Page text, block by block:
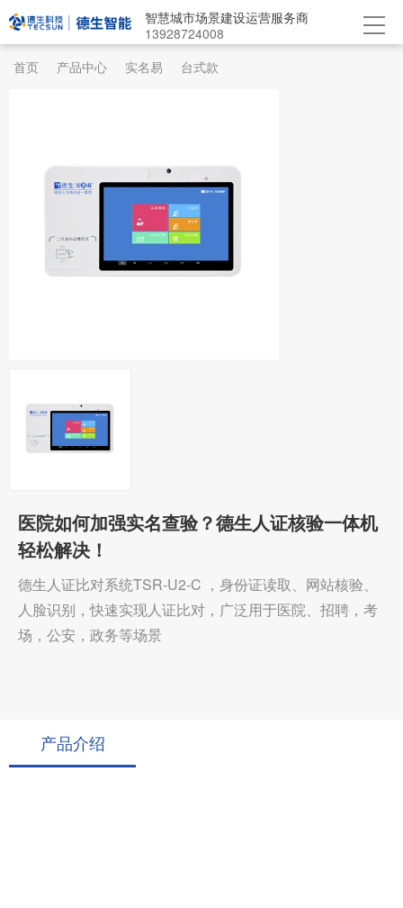
智慧城市场景建设运营服务商
13928724008
首页
产品中心 实名易 台式款
医院如何加强实名查验？德生人证核验一体机
轻松解决！
德生人证比对系统TSR-U2-C ，身份证读取、网站核验、
人脸识别，快速实现人证比对，广泛用于医院、招聘，考
场，公安，政务等场景
产品介绍